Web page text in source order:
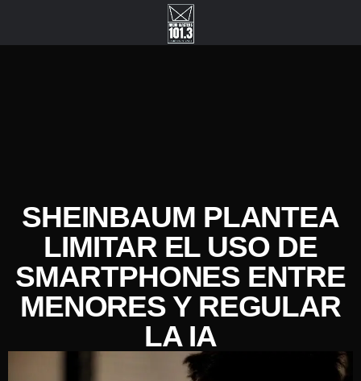
SHEINBAUM PLANTEA
LIMITAR EL USO DE
SMARTPHONES ENTRE
MENORES Y REGULAR
LA IA